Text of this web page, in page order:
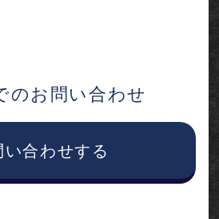
のお問い合わせ
い合わせする